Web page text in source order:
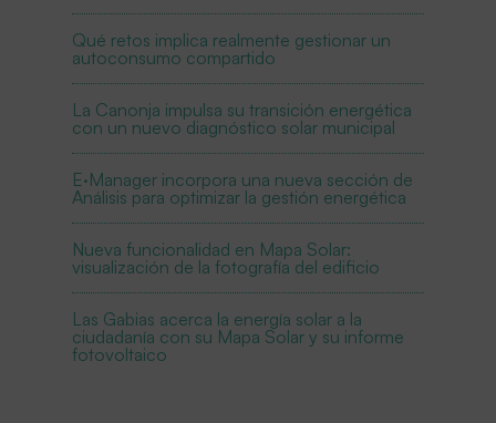
Qué retos implica realmente gestionar un
autoconsumo compartido
La Canonja impulsa su transición energética
con un nuevo diagnóstico solar municipal
E·Manager incorpora una nueva sección de
Análisis para optimizar la gestión energética
Nueva funcionalidad en Mapa Solar:
visualización de la fotografía del edificio
Las Gabias acerca la energía solar a la
ciudadanía con su Mapa Solar y su informe
fotovoltaico